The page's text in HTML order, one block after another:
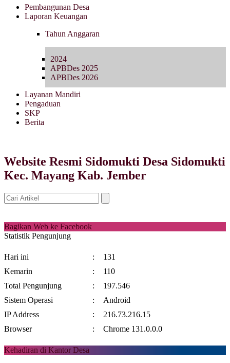
Pembangunan Desa
Laporan Keuangan
Tahun Anggaran
2024
APBDes 2025
APBDes 2026
Layanan Mandiri
Pengaduan
SKP
Berita
Website Resmi Sidomukti Desa Sidomukti
Kec. Mayang Kab. Jember
Bagikan Web ke Facebook
Statistik Pengunjung
Hari ini :
131
Kemarin
:
110
Total Pengunjung
:
197.546
Sistem Operasi
:
Android
IP Address
:
216.73.216.15
Browser
: Chrome 131.0.0.0
Kehadiran di Kantor Desa